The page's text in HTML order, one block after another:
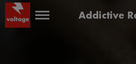
Addictive